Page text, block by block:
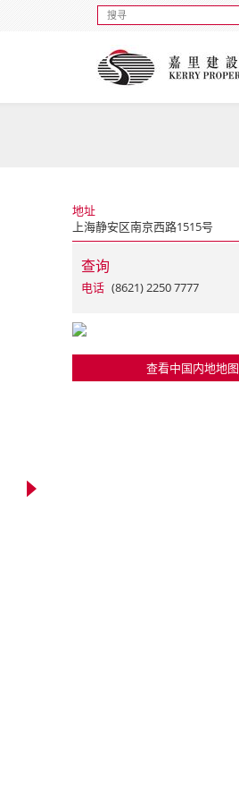
地址
上海静安区南京西路1515号
查询
电话 (8621) 2250 7777
查看中国内地地图